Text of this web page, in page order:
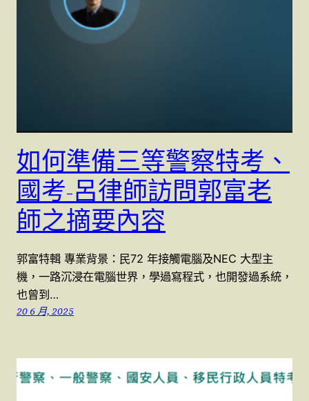
如何準備三等警察特考、
國考-呂律師訪問郭富老
師之摘要內容
郭富特輯 專業背景：民72 年接觸電腦及NEC 大型主
機，一路沉浸在電腦世界，學過寫程式，也開發過系統，
也曾到…
20 6 月, 2025